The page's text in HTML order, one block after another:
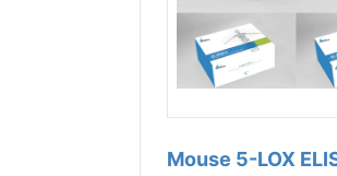
Mouse 5-LOX